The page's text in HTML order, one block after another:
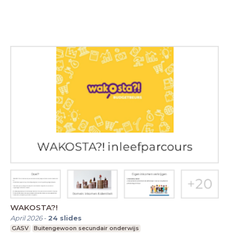
WAKOSTA?!
April 2026- 24 slides
GASV Buitengewoon secundair onderwijs